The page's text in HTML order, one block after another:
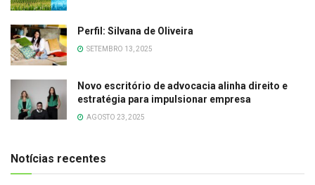
Perfil: Silvana de Oliveira
SETEMBRO 13, 2025
Novo escritório de advocacia alinha direito e
estratégia para impulsionar empresa
AGOSTO 23, 2025
Notícias recentes